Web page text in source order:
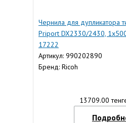
Чернила для дупликатора
Priport DX2330/2430,
17222
Артикул: 990202890
Бренд: Ricoh
13709.00